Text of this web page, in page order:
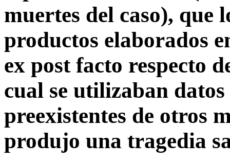
muertes del caso), que
productos elaborados
ex post facto respecto
cual se utilizaban
preexistentes de otros
produjo una tragedia